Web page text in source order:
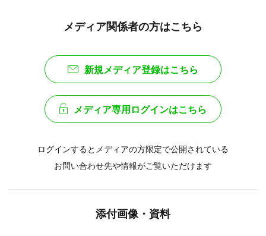
メディア関係者の方はこちら
新規メディア登録はこちら
メディア専用ログインはこちら
ログインするとメディアの方限定で公開されている
お問い合わせ先や情報がご覧いただけます
添付画像・資料